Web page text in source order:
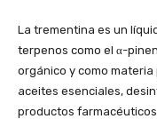
La trementina es un
terpenos como el α-
orgánico y como
aceites esenciales,
productos farmacéuticos.